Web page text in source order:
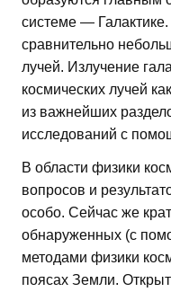
системе —
сравнительно
лучей. Излучение
космических лучей
из важнейших
исследований с
В области физики
вопросов и
особо. Сейчас же
обнаруженных (с
методами физики
поясах Земли.